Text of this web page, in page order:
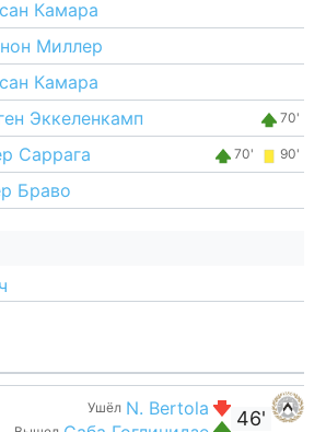
Камара
Миллер
Камара
Эккеленкамп 70'
Саррага 70' 90'
Браво
46'
Ушёл N. Bertola